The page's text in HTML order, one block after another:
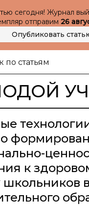
сегодня! Журнал
отправим 26
Опубликовать
к